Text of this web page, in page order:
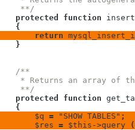
**/
protected function
{
return
}
/**
* Returns an array of
**/
protected function
{
$q = "SHOW TABLES" ;
$res = $this ->query
(